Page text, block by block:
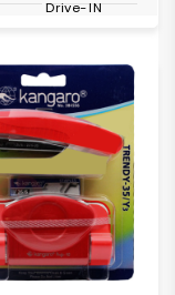
Drive-IN